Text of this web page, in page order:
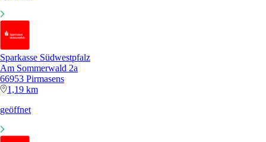
Sparkasse Südwestpfalz
Am Sommerwald 2a
66953 Pirmasens
1,19 km
geöffnet